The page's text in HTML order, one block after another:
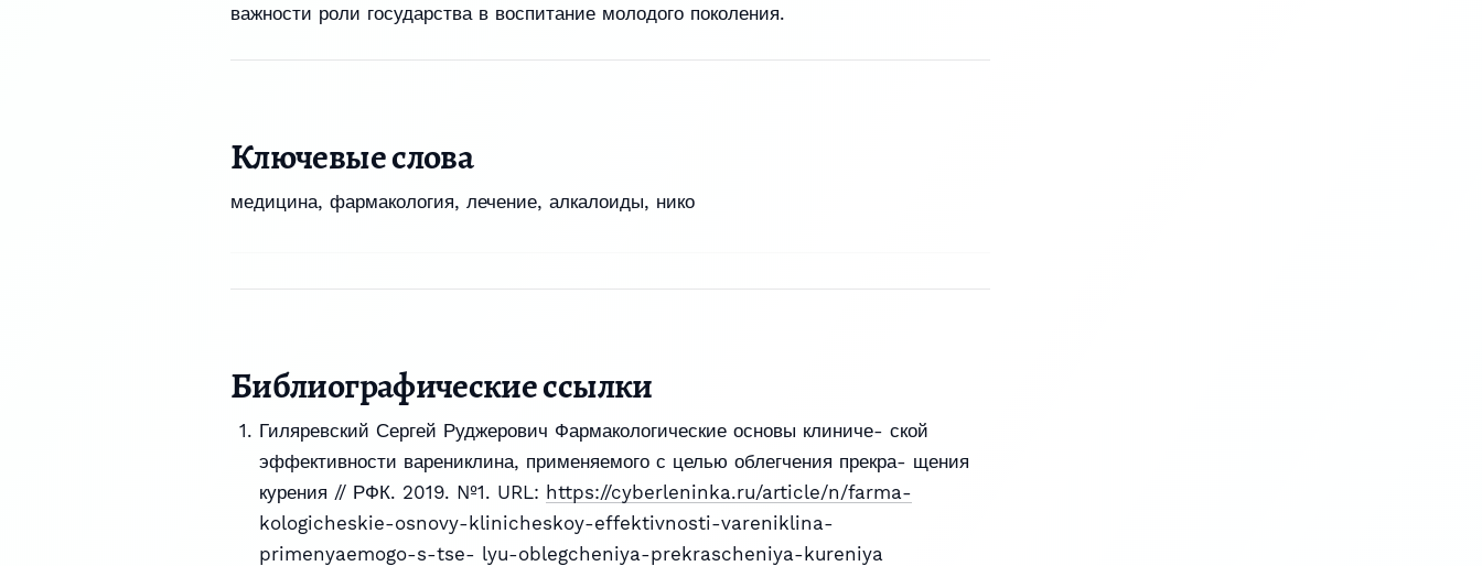
важности роли государства в воспитание молодого поколения.
Ключевые слова
медицина, фармакология, лечение, алкалоиды, нико
Библиографические ссылки
Гиляревский Сергей Руджерович Фармакологические основы клиниче- ской
эффективности варениклина, применяемого с целью облегчения прекра- щения
курения // РФК. 2019. №1. URL: https://cyberleninka.ru/article/n/farma-
kologicheskie-osnovy-klinicheskoy-effektivnosti-vareniklina-
primenyaemogo-s-tse- lyu-oblegcheniya-prekrascheniya-kureniya